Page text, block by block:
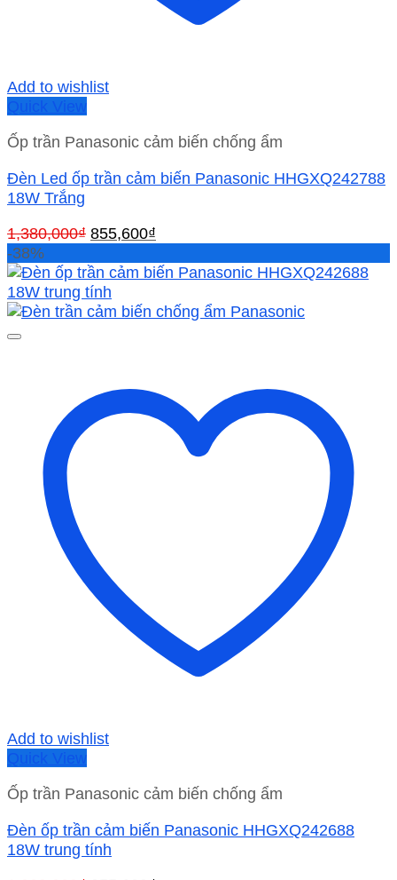
Add to wishlist
Quick View
Ốp trần Panasonic cảm biến chống ẩm
Đèn Led ốp trần cảm biến Panasonic HHGXQ242788
18W Trắng
1,380,000₫ Giá
là:
1,380,000₫.
855,600₫
tại
855,600₫.
-38%
Add to wishlist
Quick View
Ốp trần Panasonic cảm biến chống ẩm
Đèn ốp trần cảm biến Panasonic HHGXQ242688
18W trung tính